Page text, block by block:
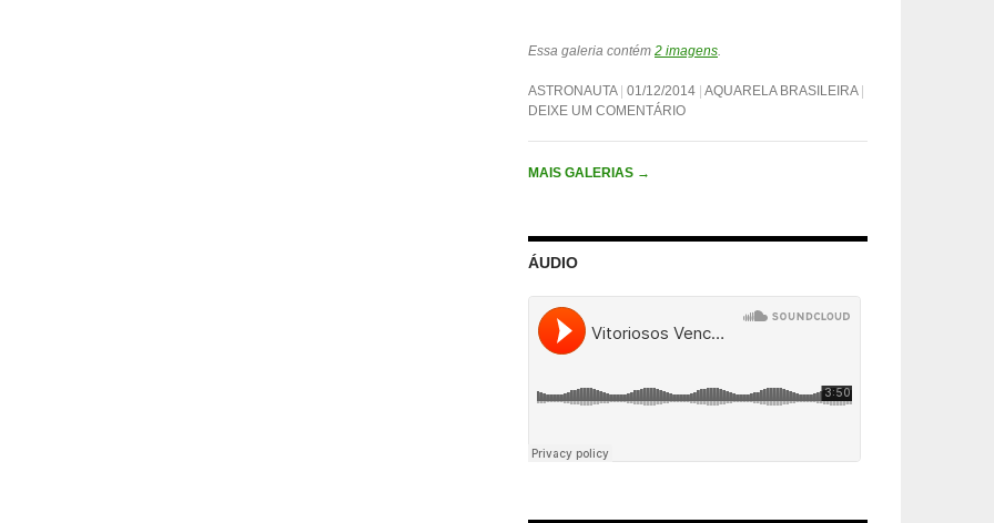
Essa galeria contém 2 imagens
ASTRONAUTA 01/12/2014 AQUARELA BRASILEIRA
DEIXE UM COMENTÁRIO
MAIS GALERIAS →
ÁUDIO